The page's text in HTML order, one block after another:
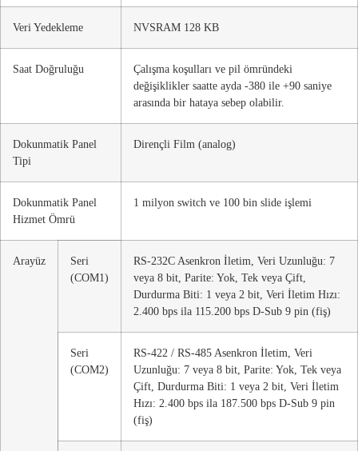
Veri Yedekleme NVSRAM 128 KB
Saat Doğruluğu
Çalışma koşulları ve pil ömründeki
değişiklikler saatte ayda -380 ile +90 saniye
arasında bir hataya sebep olabilir.
Dokunmatik Panel
Tipi
Dirençli Film (analog)
Dokunmatik Panel
Hizmet Ömrü
1 milyon switch ve 100 bin slide işlemi
Arayüz
Seri
(COM1)
RS-232C Asenkron İletim, Veri Uzunluğu: 7
veya 8 bit, Parite: Yok, Tek veya Çift,
Durdurma Biti: 1 veya 2 bit, Veri İletim Hızı:
2.400 bps ila 115.200 bps D-Sub 9 pin (fiş)
Seri
(COM2)
RS-422 / RS-485 Asenkron İletim, Veri
Uzunluğu: 7 veya 8 bit, Parite: Yok, Tek veya
Çift, Durdurma Biti: 1 veya 2 bit, Veri İletim
Hızı: 2.400 bps ila 187.500 bps D-Sub 9 pin
(fiş)